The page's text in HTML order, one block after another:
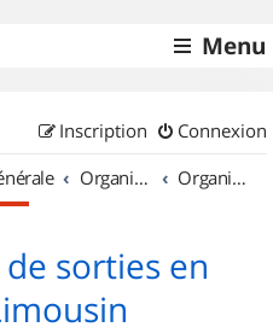
Menu
Connexion
Inscription
Organisation de sorties & Recherche de partenaires Organisation de sorties en région Limousin
sorties en